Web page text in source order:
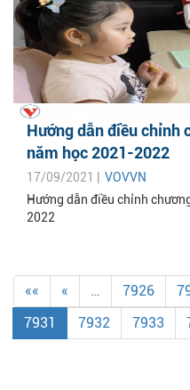
Hướng dẫn điều chỉnh
năm học 2021-2022
17/09/2021 | VOVVN
Hướng dẫn điều chỉnh
2022
«« « … 7926
7931
7932 7933